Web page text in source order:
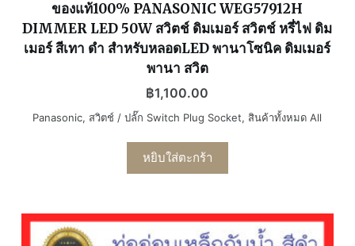
ของแท้100% PANASONIC WEG57912H
DIMMER LED 50W สวิตช์ ดิมเมอร์ สวิตช์ หรี่ไฟ ดิม
เมอร์ สีเทา ดำ สำหรับหลอดLED พานาโซนิค ดิมเมอร์
พานา สวิต
฿1,100.00
Panasonic, สวิตช์ / ปลั๊ก Switch Plug Socket, สินค้าทั้งหมด All
หยิบใส่ตะกร้า